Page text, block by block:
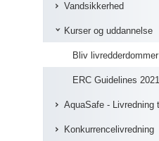
Vandsikkerhed
Kurser og uddannelse
Bliv livredderdommer
ERC Guidelines 2021
AquaSafe - Livredning
Konkurrencelivredning